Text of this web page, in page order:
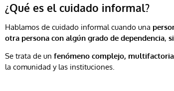
¿Qué es el cuidado informal?
Hablamos de cuidado informal cuando una
otra persona con algún grado de dependencia,
Se trata de un fenómeno complejo,
la comunidad y las instituciones.